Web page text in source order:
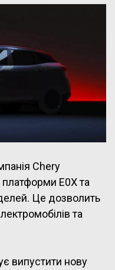
Chery
E0X та
Це дозволить
та
випустити нову